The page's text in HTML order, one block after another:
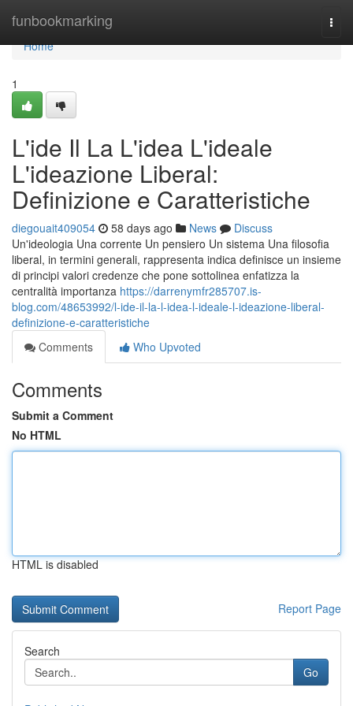
funbookmarking
Home
Home
1
L'ide Il La L'idea L'ideale
L'ideazione Liberal:
Definizione e Caratteristiche
diegouait409054 58 days ago News
Discuss
Un'ideologia Una corrente Un pensiero Un sistema Una filosofia
liberal, in termini generali, rappresenta indica definisce un insieme
di principi valori credenze che pone sottolinea enfatizza la
centralità importanza https://darrenymfr285707.is-
blog.com/48653992/l-ide-il-la-l-idea-l-ideale-l-ideazione-liberal-
definizione-e-caratteristiche
Comments
Who Upvoted
Comments
Submit a Comment
No HTML
HTML is disabled
Report Page
Search
Go